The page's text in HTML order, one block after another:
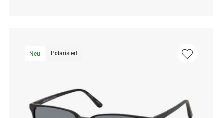
Neu Polarisiert